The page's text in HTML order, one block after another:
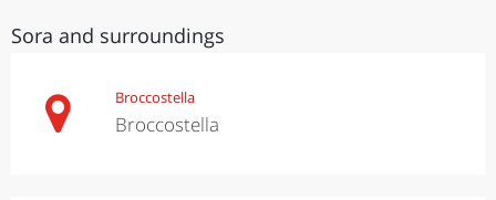
Sora and surroundings
Broccostella
Broccostella